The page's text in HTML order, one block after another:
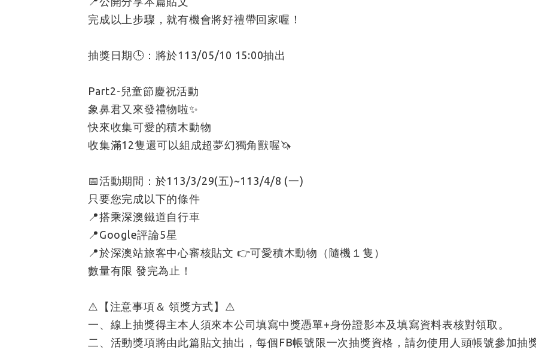
完成以上步驟，就有機會將好禮帶回家喔！
抽獎日期🕒：將於113/05/10 15:00抽出
Part2-兒童節慶祝活動
象鼻君又來發禮物啦✨
快來收集可愛的積木動物
收集滿12隻還可以組成超夢幻獨角獸喔🦄
📅活動期間：於113/3/29(五)~113/4/8 (一)
只要您完成以下的條件
📍搭乘深澳鐵道自行車
📍Google評論5星
📍於深澳站旅客中心審核貼文 👉可愛積木動物（隨機１隻）
數量有限 發完為止！
⚠️【注意事項＆ 領獎方式】⚠️
一、線上抽獎得主本人須來本公司填寫中獎憑單+身份證影本及填寫資料表核對領取。
二、活動獎項將由此篇貼文抽出，每個FB帳號限一次抽獎資格，請勿使用人頭帳號參加抽